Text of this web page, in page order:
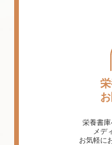
栄養書庫
メデ
お気軽に